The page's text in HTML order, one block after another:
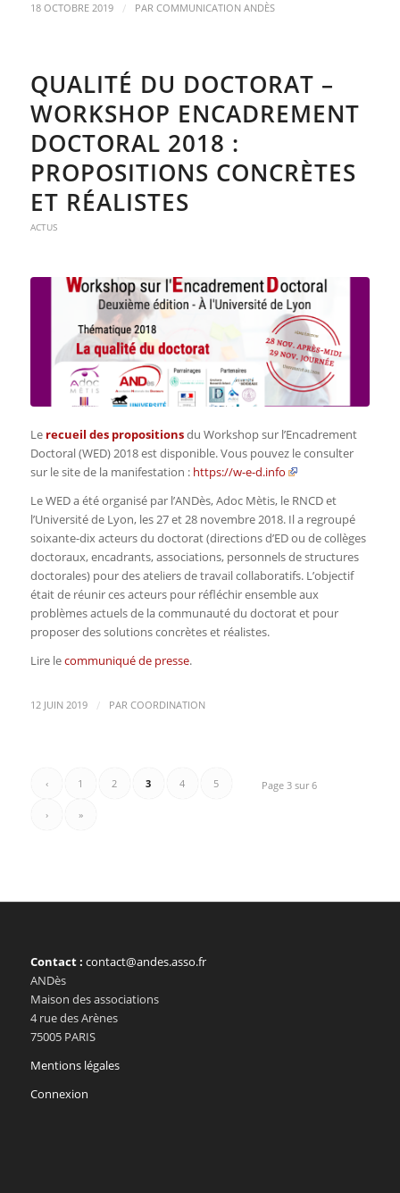
18 OCTOBRE 2019 / PAR COMMUNICATION ANDÈS
QUALITÉ DU DOCTORAT –
WORKSHOP ENCADREMENT
DOCTORAL 2018 :
PROPOSITIONS CONCRÈTES
ET RÉALISTES
ACTUS
Le recueil des propositionsdu Workshop sur l’Encadrement
Doctoral (WED) 2018 est disponible. Vous pouvez le consulter
sur le site de la manifestation : https://w-e-d.info
Le WED a été organisé par l’ANDès, Adoc Mètis, le RNCD et
l’Université de Lyon, les 27 et 28 novembre 2018. Il a regroupé
soixante-dix acteurs du doctorat (directions d’ED ou de collèges
doctoraux, encadrants, associations, personnels de structures
doctorales) pour des ateliers de travail collaboratifs. L’objectif
était de réunir ces acteurs pour réfléchir ensemble aux
problèmes actuels de la communauté du doctorat et pour
proposer des solutions concrètes et réalistes.
Lire lecommuniqué de presse.
12 JUIN 2019 / PAR COORDINATION
Page 3 sur 6
‹ 1 2 3 4 5
› »
Contact : contact@andes.asso.fr
ANDès
Maison des associations
4 rue des Arènes
75005 PARIS
Mentions légales
Connexion